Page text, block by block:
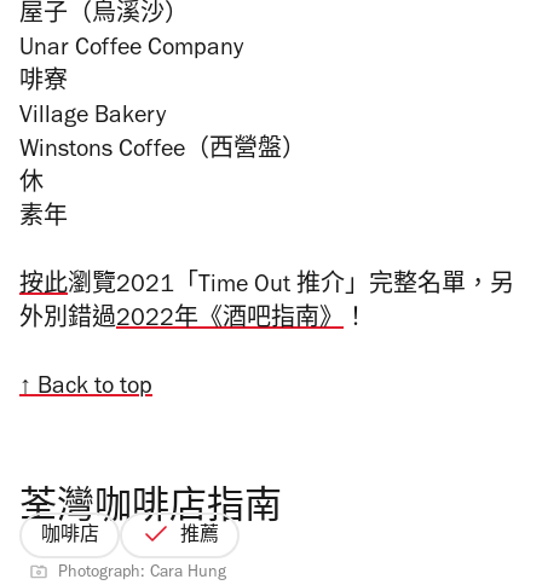
屋子（烏溪沙）
Unar Coffee Company
啡寮
Village Bakery
Winstons Coffee（西營盤）
休
素年
按此瀏覽2021「Time Out 推介」完整名單，另
外別錯過2022年《酒吧指南》 ！
↑ Back to top
荃灣咖啡店指南
咖啡店 推薦
Photograph: Cara Hung